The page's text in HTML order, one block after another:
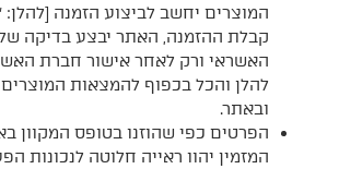
המוצרים יחשב לביצוע הזמנה
קבלת ההזמנה, האתר יבצע בדיקה
האשראי ורק לאחר אישור חברת
להלן והכל בכפוף להמצאות
ובאתר.
הפרטים כפי שהוזנו בטופס המקוון
המזמין יהוו ראייה חלוטה לנכונות